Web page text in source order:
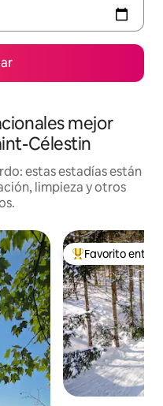
mejor
Célestin
estas estadías están
limpieza y otros
Favorito entre
Favorito entre